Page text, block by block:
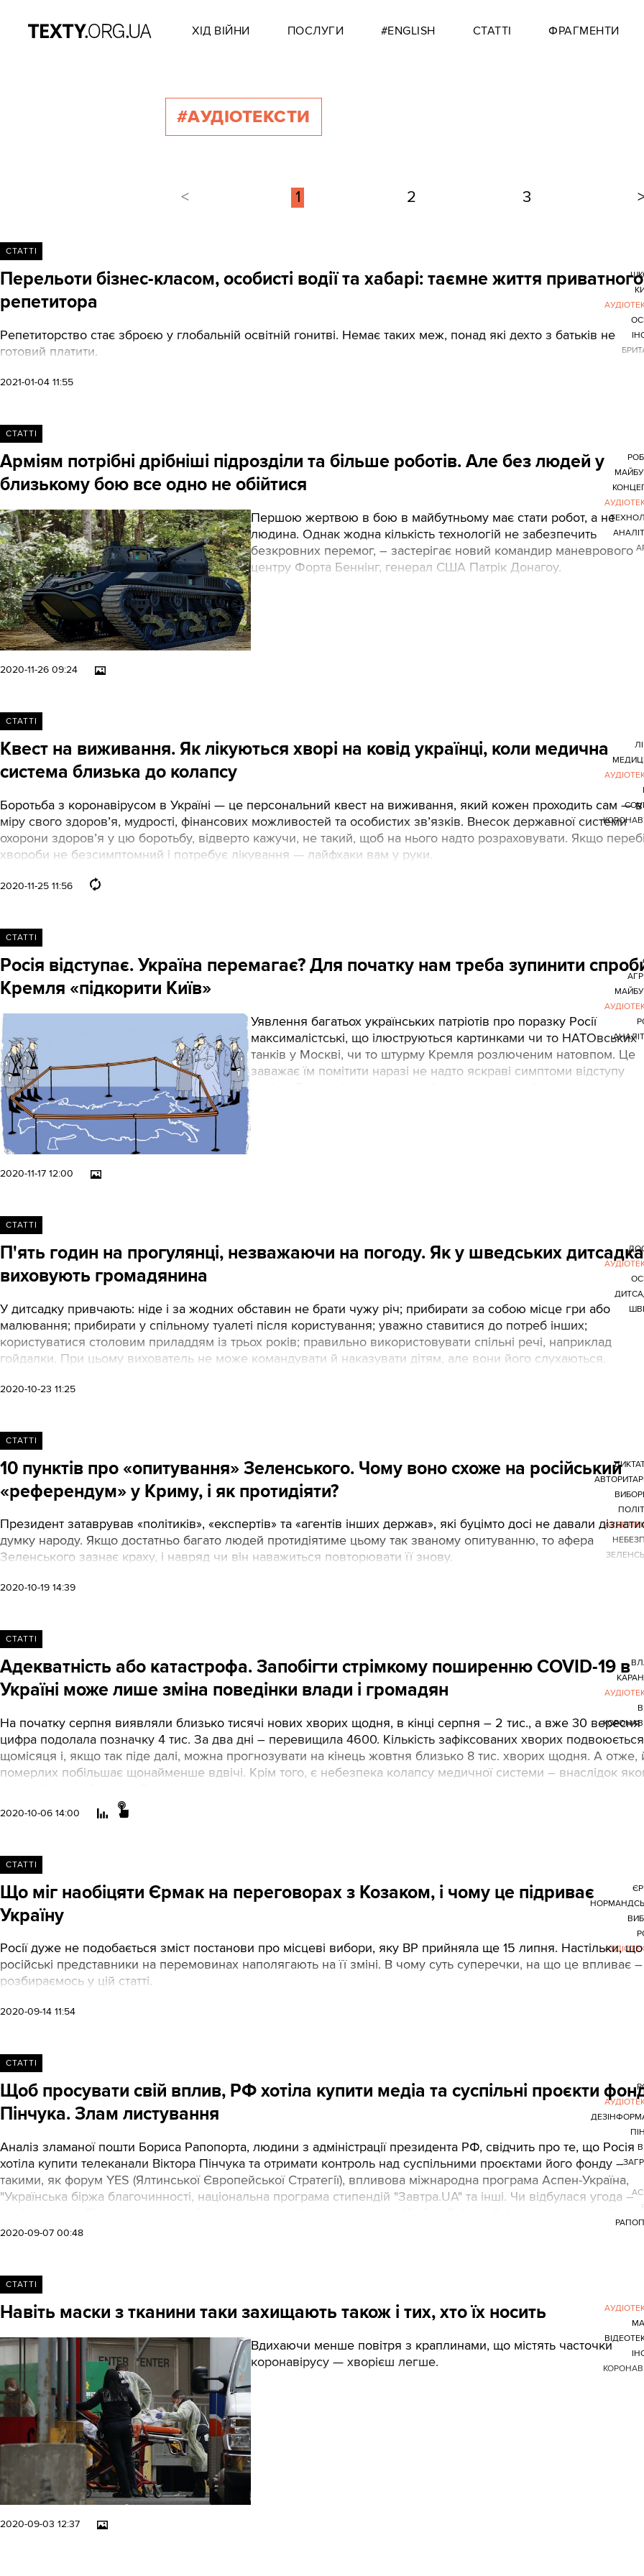
ХІД ВІЙНИ ПОСЛУГИ #ENGLISH СТАТТІ ФРАГМЕНТИ
#АУДІОТЕКСТИ
< 1 2 3
СТАТТІ
Перельоти бізнес-класом, особисті водії та хабарі: таємне життя приватного
репетитора
Репетиторство стає зброєю у глобальній освітній гонитві. Немає таких меж, понад які дехто з батьків не
готовий платити.
2021-01-04 11:55
СТАТТІ
Арміям потрібні дрібніші підрозділи та більше роботів. Але без людей у
близькому бою все одно не обійтися
Першою жертвою в бою в майбутньому має стати робот, а не
людина. Однак жодна кількість технологій не забезпечить
безкровних перемог, – застерігає новий командир маневрового
центру Форта Беннінг, генерал США Патрік Донагоу.
2020-11-26 09:24
СТАТТІ
Квест на виживання. Як лікуються хворі на ковід українці, коли медична
система близька до колапсу
Боротьба з коронавірусом в Україні — це персональний квест на виживання, який кожен проходить сам — в
міру свого здоров’я, мудрості, фінансових можливостей та особистих зв’язків. Внесок державної системи
охорони здоров’я у цю боротьбу, відверто кажучи, не такий, щоб на нього надто розраховувати. Якщо
хвороби не безсимптомний і потребує лікування — лайфхаки вам у руки.
2020-11-25 11:56
СТАТТІ
Росія відступає. Україна перемагає? Для початку нам треба зупинити
Кремля «підкорити Київ»
Уявлення багатьох українських патріотів про поразку Росії
максималістські, що ілюструються картинками чи то НАТОвських
танків у Москві, чи то штурму Кремля розлюченим натовпом. Це
заважає їм помітити наразі не надто яскраві симптоми відступу
2020-11-17 12:00
СТАТТІ
П'ять годин на прогулянці, незважаючи на погоду. Як у шведських
виховують громадянина
У дитсадку привчають: ніде і за жодних обставин не брати чужу річ; прибирати за собою місце гри або
малювання; прибирати у спільному туалеті після користування; уважно ставитися до потреб інших;
користуватися столовим приладдям із трьох років; правильно використовувати спільні речі, наприклад
гойдалки. При цьому вихователь не може командувати й наказувати дітям, але вони його слухаються.
2020-10-23 11:25
СТАТТІ
10 пунктів про «опитування» Зеленського. Чому воно схоже на російський
«референдум» у Криму, і як протидіяти?
Президент затаврував «політиків», «експертів» та «агентів інших держав», які буцімто досі не давали
думку народу. Якщо достатньо багато людей протидіятиме цьому так званому опитуванню, то афера
Зеленського зазнає краху, і навряд чи він наважиться повторювати її знову.
2020-10-19 14:39
СТАТТІ
Адекватність або катастрофа. Запобігти стрімкому поширенню COVID-19 в
Україні може лише зміна поведінки влади і громадян
На початку серпня виявляли близько тисячі нових хворих щодня, в кінці серпня – 2 тис., а вже 30 вересня
цифра подолала позначку 4 тис. За два дні – перевищила 4600. Кількість зафіксованих хворих подвоюється
щомісяця і, якщо так піде далі, можна прогнозувати на кінець жовтня близько 8 тис. хворих щодня. А отже,
померлих побільшає щонайменше вдвічі. Крім того, є небезпека колапсу медичної системи – внаслідок
2020-10-06 14:00
СТАТТІ
Що міг наобіцяти Єрмак на переговорах з Козаком, і чому це підриває
Україну
Росії дуже не подобається зміст постанови про місцеві вибори, яку ВР прийняла ще 15 липня. Настільки, що
російські представники на перемовинах наполягають на її зміні. В чому суть суперечки, на що це впливає –
розбираємось у цій статті.
2020-09-14 11:54
СТАТТІ
Щоб просувати свій вплив, РФ хотіла купити медіа та суспільні проєкти
Пінчука. Злам листування
Аналіз зламаної пошти Бориса Рапопорта, людини з адміністрації президента РФ, свідчить про те, що Росія
хотіла купити телеканали Віктора Пінчука та отримати контроль над суспільними проєктами його фонду –
такими, як форум YES (Ялтинської Європейської Стратегії), впливова міжнародна програма Аспен-Україна,
"Українська біржа благочинності, національна програма стипендій "Завтра.UA" та інші. Чи відбулася угода –
олігархами.
2020-09-07 00:48
СТАТТІ
Навіть маски з тканини таки захищають також і тих, хто їх носить
Вдихаючи менше повітря з краплинами, що містять часточки
коронавірусу — хворієш легше.
2020-09-03 12:37